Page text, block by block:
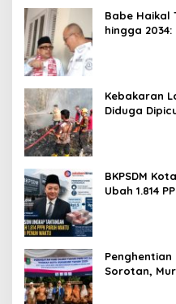
Babe Haikal
hingga
Kebakaran
Diduga
BKPSDM
Ubah 1.814
Penghentian
Sorotan,